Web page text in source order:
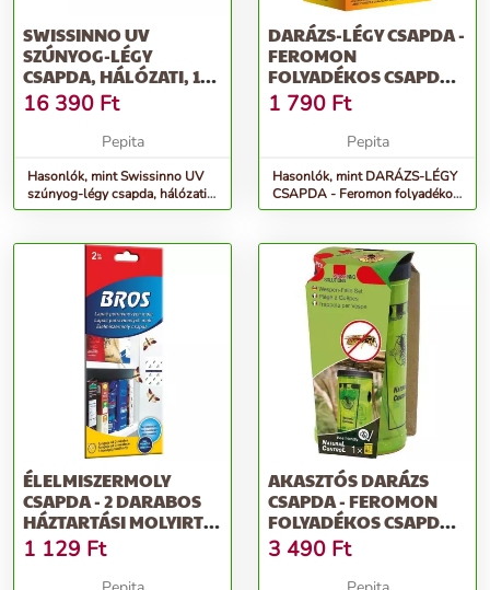
SWISSINNO UV
SZÚNYOG-LÉGY
CSAPDA, HÁLÓZATI, 10
WATT LED
16 390 Ft
Pepita
Hasonlók, mint Swissinno UV
szúnyog-légy csapda, hálózati,
10 watt LED
DARÁZS-LÉGY CSAPDA -
FEROMON
FOLYADÉKOS CSAPDA
DARAZSAK ÉS
LEGYEK...
1 790 Ft
Pepita
Hasonlók, mint DARÁZS-LÉGY
CSAPDA - Feromon folyadékos
csapda darazsak és legyek...
ÉLELMISZERMOLY
CSAPDA - 2 DARABOS
HÁZTARTÁSI MOLYIRTÓ
CSAPDA - LE...
1 129 Ft
AKASZTÓS DARÁZS
CSAPDA - FEROMON
FOLYADÉKOS CSAPDA
DARAZSAK ELLEN...
3 490 Ft